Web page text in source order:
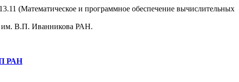
(Математическое и программное обеспечение вычислительных
им. В.П. Иванникова РАН.
РАН